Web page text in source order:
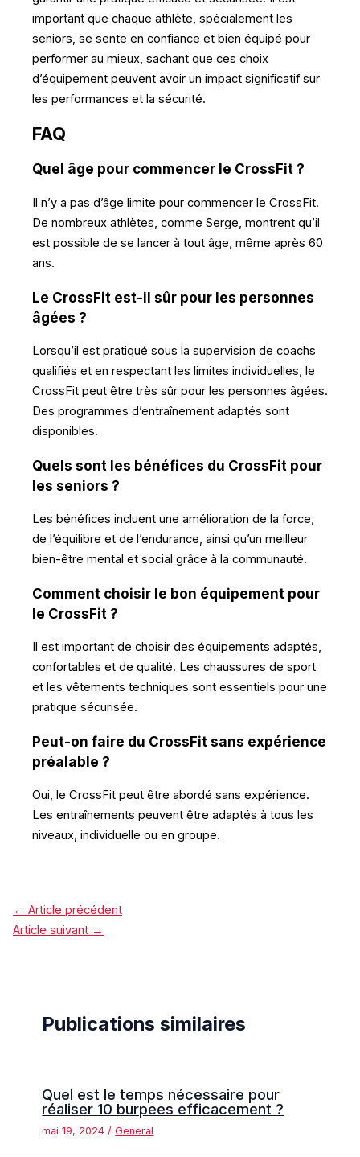
important que chaque athlète, spécialement les
seniors, se sente en confiance et bien équipé pour
performer au mieux, sachant que ces choix
d’équipement peuvent avoir un impact significatif sur
les performances et la sécurité.
FAQ
Quel âge pour commencer le CrossFit ?
Il n’y a pas d’âge limite pour commencer le CrossFit.
De nombreux athlètes, comme Serge, montrent qu’il
est possible de se lancer à tout âge, même après 60
ans.
Le CrossFit est-il sûr pour les personnes
âgées ?
Lorsqu’il est pratiqué sous la supervision de coachs
qualifiés et en respectant les limites individuelles, le
CrossFit peut être très sûr pour les personnes âgées.
Des programmes d’entraînement adaptés sont
disponibles.
Quels sont les bénéfices du CrossFit pour
les seniors ?
Les bénéfices incluent une amélioration de la force,
de l’équilibre et de l’endurance, ainsi qu’un meilleur
bien-être mental et social grâce à la communauté.
Comment choisir le bon équipement pour
le CrossFit ?
Il est important de choisir des équipements adaptés,
confortables et de qualité. Les chaussures de sport
et les vêtements techniques sont essentiels pour une
pratique sécurisée.
Peut-on faire du CrossFit sans expérience
préalable ?
Oui, le CrossFit peut être abordé sans expérience.
Les entraînements peuvent être adaptés à tous les
niveaux, individuelle ou en groupe.
← Article précédent
Article suivant →
Publications similaires
Quel est le temps nécessaire pour
réaliser 10 burpees efficacement ?
mai 19, 2024 /General